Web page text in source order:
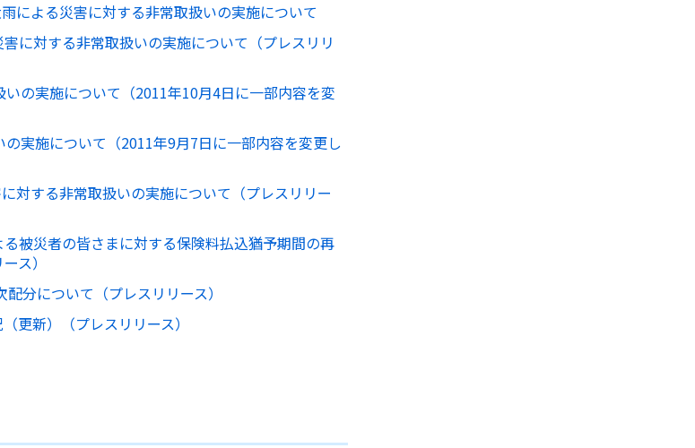
による災害に対する非常取扱いの実施について
に対する非常取扱いの実施について（プレスリリ
の実施について（2011年10月4日に一部内容を変
実施について（2011年9月7日に一部内容を変更し
対する非常取扱いの実施について（プレスリリー
被災者の皆さまに対する保険料払込猶予期間の再
ス）
分について（プレスリリース）
更新）（プレスリリース）